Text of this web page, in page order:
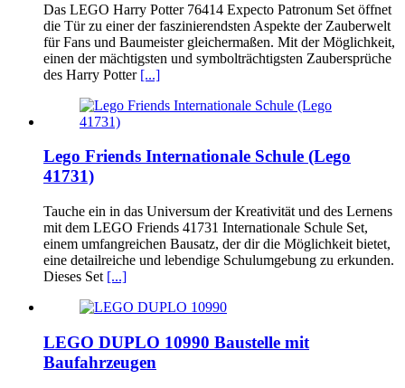
Das LEGO Harry Potter 76414 Expecto Patronum Set öffnet
die Tür zu einer der faszinierendsten Aspekte der Zauberwelt
für Fans und Baumeister gleichermaßen. Mit der Möglichkeit,
einen der mächtigsten und symbolträchtigsten Zaubersprüche
des Harry Potter [...]
Lego Friends Internationale Schule (Lego
41731)
Tauche ein in das Universum der Kreativität und des Lernens
mit dem LEGO Friends 41731 Internationale Schule Set,
einem umfangreichen Bausatz, der dir die Möglichkeit bietet,
eine detailreiche und lebendige Schulumgebung zu erkunden.
Dieses Set [...]
LEGO DUPLO 10990 Baustelle mit
Baufahrzeugen